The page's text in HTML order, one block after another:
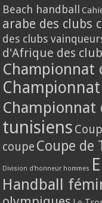
Beach handball
arabe des clubs
des clubs
d'Afrique des
Championnat
Championnat
tunisiens
coupe Coupe de
Division d'honneur hommes
Handball